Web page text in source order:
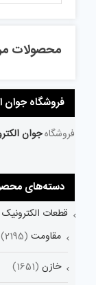
محصولات
فروشگاه جوان
فروشگاهجوان
دسته‌های
قطعات الکترونیک
مقاومت (2195)
خازن (1651)